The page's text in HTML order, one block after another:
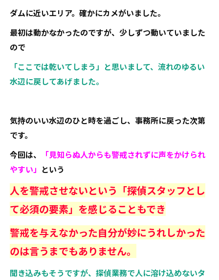
ダムに近いエリア。確かにカメがいました。
最初は動かなかったのですが、少しずつ動いていました
ので
「ここでは乾いてしまう」と思いまして、流れのゆるい
水辺に戻してあげました。
気持のいい水辺のひと時を過ごし、事務所に戻った次第
です。
今回は、
「見知らぬ人からも警戒されずに声をかけられ
やすい」 という
人を警戒させないという「探偵スタッフとし
て必須の要素」を感じることもでき
警戒を与えなかった自分が妙にうれしかった
のは言うまでもありません。
聞き込みもそうですが、探偵業務で人に溶け込めないタ